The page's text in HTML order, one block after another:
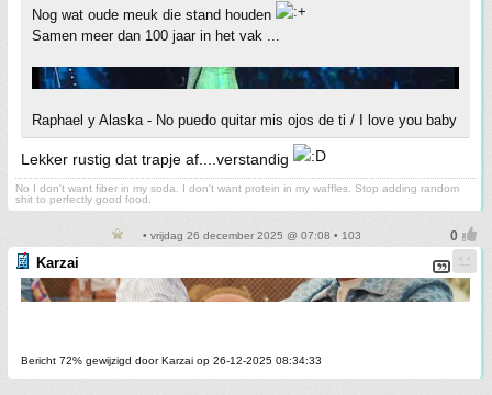
Nog wat oude meuk die stand houden
Samen meer dan 100 jaar in het vak ...
Raphael y Alaska - No puedo quitar mis ojos de ti / I love you baby
Lekker rustig dat trapje af....verstandig
No I don't want fiber in my soda. I don't want protein in my waffles. Stop adding random
shit to perfectly good food.
• vrijdag 26 december 2025 @ 07:08 • 103
Karzai
Bericht 72% gewijzigd door Karzai op 26-12-2025 08:34:33